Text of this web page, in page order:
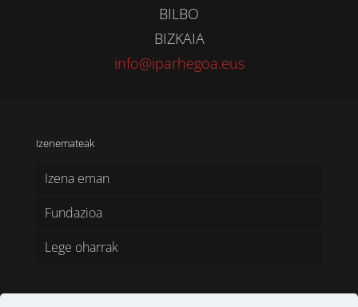
BILBO
BIZKAIA
info@iparhegoa.eus
Izenemateak
Izena eman
Fundazioa
Lege oharrak